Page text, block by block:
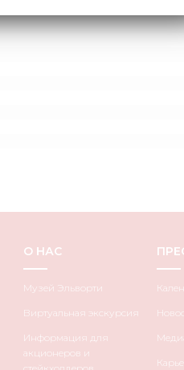
О НАС
Музей Эльворти
Виртуальная экскурсия
Информация для
акционеров и